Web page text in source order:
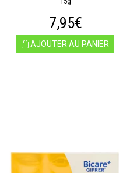
7,95€
AJOUTER AU PANIER